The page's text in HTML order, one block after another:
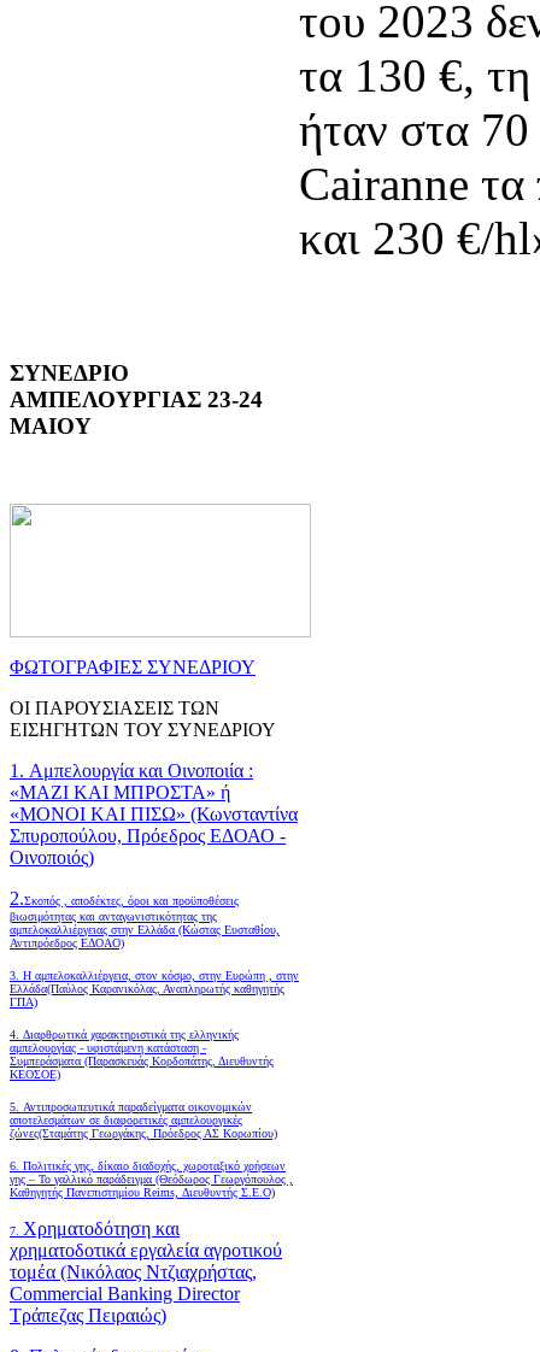
του 2023
τα 130 €, τη
ήταν στα
Cairanne
και 230 €/
ΣΥΝΕΔΡΙΟ
ΑΜΠΕΛΟΥΡΓΙΑΣ 23-24
ΜΑΙΟΥ
ΦΩΤΟΓΡΑΦΙΕΣ ΣΥΝΕΔΡΙΟΥ
ΟΙ ΠΑΡΟΥΣΙΑΣΕΙΣ ΤΩΝ
ΕΙΣΗΓΗΤΩΝ ΤΟΥ ΣΥΝΕΔΡΙΟΥ
1. Αμπελουργία και Οινοποιία :
«ΜΑΖΙ ΚΑΙ ΜΠΡΟΣΤΑ» ή
«ΜΟΝΟΙ ΚΑΙ ΠΙΣΩ» (Κωνσταντίνα
Σπυροπούλου, Πρόεδρος ΕΔΟΑΟ -
Οινοποιός)
2.Σκοπός , αποδέκτες, όροι και προϋποθέσεις
βιωσιμότητας και ανταγωνιστικότητας της
αμπελοκαλλιέργειας στην Ελλάδα (Κώστας Ευσταθίου,
Αντιπρόεδρος ΕΔΟΑΟ)
3. Η αμπελοκαλλιέργεια, στον κόσμο, στην Ευρώπη , στην
Ελλάδα(Παύλος Καρανικόλας, Αναπληρωτής καθηγητής
ΓΠΑ)
4. Διαρθρωτικά χαρακτηριστικά της ελληνικής
αμπελουργίας - υφιστάμενη κατάσταση -
Συμπεράσματα (Παρασκευάς Κορδοπάτης, Διευθυντής
ΚΕΟΣΟΕ)
5. Αντιπροσωπευτικά παραδείγματα οικονομικών
αποτελεσμάτων σε διαφορετικές αμπελουργικές
ζώνες(Σταμάτης Γεωργάκης, Πρόεδρος ΑΣ Κορωπίου)
6. Πολιτικές γης, δίκαιο διαδοχής, χωροταξικό χρήσεων
γης – Το γαλλικό παράδειγμα (Θεόδωρος Γεωργόπουλος ,
Καθηγητής Πανεπιστημίου Reims, Διευθυντής Σ.Ε.Ο)
7. Χρηματοδότηση και
χρηματοδοτικά εργαλεία αγροτικού
τομέα (Νικόλαος Ντζιαχρήστας,
Commercial Banking Director
Τράπεζας Πειραιώς)